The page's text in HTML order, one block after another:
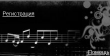
Регистрация
Помощь